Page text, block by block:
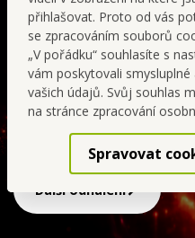
přihlašovat. Proto od vás
se zpracováním souborů
„V pořádku“ souhlasíte s
vám poskytovali smysluplné
vašich údajů. Svůj souhlas
na stránce zpracování
Spravovat
kompozice a udává jí
charakter. Společně s
vytváří zářivý úvod plný
intenzivně, svůdně a
SIGNATURE
kvalita
Další odhalení